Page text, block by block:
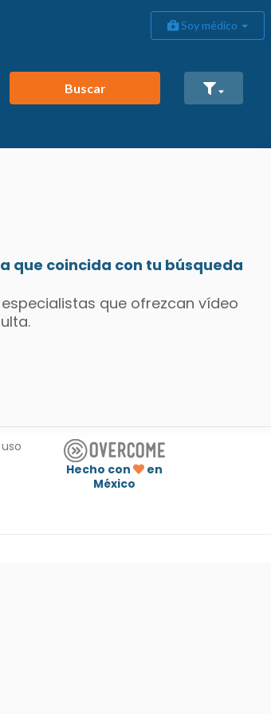
Soy médico
Buscar
que coincida con tu búsqueda
que ofrezcan vídeo
Hecho con
en
México